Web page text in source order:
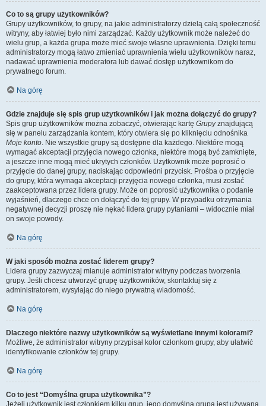
Co to są grupy użytkowników?
Grupy użytkowników, to grupy, na jakie administratorzy dzielą całą społeczność
witryny, aby łatwiej było nimi zarządzać. Każdy użytkownik może należeć do
wielu grup, a każda grupa może mieć swoje własne uprawnienia. Dzięki temu
administratorzy mogą łatwo zmieniać uprawnienia wielu użytkowników naraz,
nadawać uprawnienia moderatora lub dawać dostęp użytkownikom do
prywatnego forum.
Na górę
Gdzie znajduje się spis grup użytkowników i jak można dołączyć do grupy?
Spis grup użytkowników można zobaczyć, otwierając kartę Grupyznajdującą
się w panelu zarządzania kontem, który otwiera się po kliknięciu odnośnika
Moje konto. Nie wszystkie grupy są dostępne dla każdego. Niektóre mogą
wymagać akceptacji przyjęcia nowego członka, niektóre mogą być zamknięte,
a jeszcze inne mogą mieć ukrytych członków. Użytkownik może poprosić o
przyjęcie do danej grupy, naciskając odpowiedni przycisk. Prośba o przyjęcie
do grupy, która wymaga akceptacji przyjęcia nowego członka, musi zostać
zaakceptowana przez lidera grupy. Może on poprosić użytkownika o podanie
wyjaśnień, dlaczego chce on dołączyć do tej grupy. W przypadku otrzymania
negatywnej decyzji proszę nie nękać lidera grupy pytaniami – widocznie miał
on swoje powody.
Na górę
W jaki sposób można zostać liderem grupy?
Lidera grupy zazwyczaj mianuje administrator witryny podczas tworzenia
grupy. Jeśli chcesz utworzyć grupę użytkowników, skontaktuj się z
administratorem, wysyłając do niego prywatną wiadomość.
Na górę
Dlaczego niektóre nazwy użytkowników są wyświetlane innymi kolorami?
Możliwe, że administrator witryny przypisał kolor członkom grupy, aby ułatwić
identyfikowanie członków tej grupy.
Na górę
Co to jest “Domyślna grupa użytkownika”?
Jeżeli użytkownik jest członkiem kilku grup, jego domyślna grupa jest używana